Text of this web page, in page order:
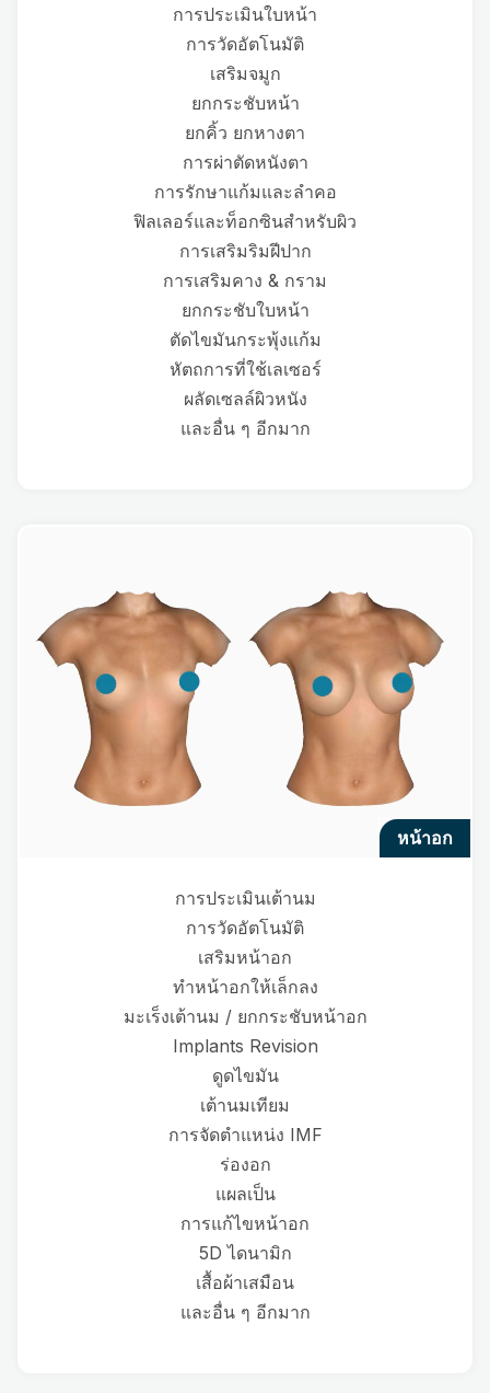
การประเมินใบหน้า
การวัดอัตโนมัติ
เสริมจมูก
ยกกระชับหน้า
ยกคิ้ว ยกหางตา
การผ่าตัดหนังตา
การรักษาแก้มและลำคอ
ฟิลเลอร์และท็อกซินสำหรับผิว
การเสริมริมฝีปาก
การเสริมคาง & กราม
ยกกระชับใบหน้า
ตัดไขมันกระพุ้งแก้ม
หัตถการที่ใช้เลเซอร์
ผลัดเซลล์ผิวหนัง
และอื่น ๆ อีกมาก
หน้าอก
การประเมินเต้านม
การวัดอัตโนมัติ
เสริมหน้าอก
ทำหน้าอกให้เล็กลง
มะเร็งเต้านม / ยกกระชับหน้าอก
Implants Revision
ดูดไขมัน
เต้านมเทียม
การจัดตำแหน่ง IMF
ร่องอก
แผลเป็น
การแก้ไขหน้าอก
5D ไดนามิก
เสื้อผ้าเสมือน
และอื่น ๆ อีกมาก